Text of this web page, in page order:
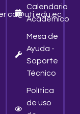
Calendario
Académico
Mesa de
Ayuda -
Soporte
Técnico
Política
de uso